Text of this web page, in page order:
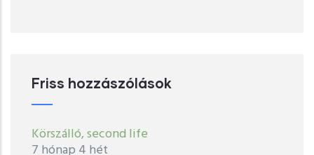
Friss hozzászólások
Körszálló, second life
7 hónap 4 hét